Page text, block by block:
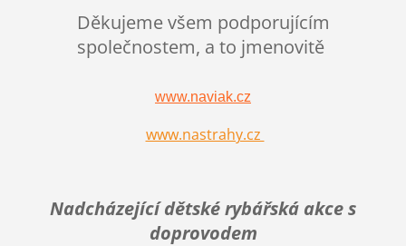
Děkujeme všem podporujícím
společnostem, a to jmenovitě
www.naviak.cz
www.nastrahy.cz
Nadcházející dětské rybářská akce s
doprovodem